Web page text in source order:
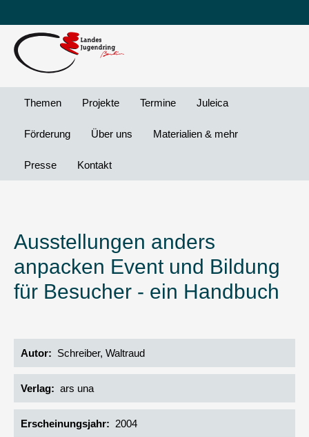
Inhalt
Preheader
Themen Projekte Termine Juleica
Förderung Über uns Materialien & mehr
Presse Kontakt
Ausstellungen anders
anpacken Event und Bildung
für Besucher - ein Handbuch
Autor Schreiber, Waltraud
Verlag ars una
Erscheinungsjahr 2004